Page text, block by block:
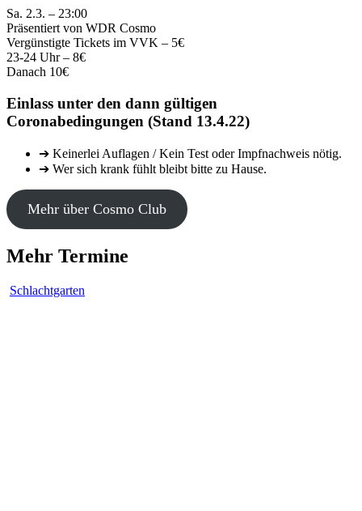
Sa. 2.3. – 23:00
Präsentiert von WDR Cosmo
Vergünstigte Tickets im VVK – 5€
23-24 Uhr – 8€
Danach 10€
Einlass unter den dann gültigen
Coronabedingungen (Stand 13.4.22)
➔ Keinerlei Auflagen / Kein Test oder Impfnachweis nötig.
➔ Wer sich krank fühlt bleibt bitte zu Hause.
Mehr über Cosmo Club
Mehr Termine
Schlachtgarten